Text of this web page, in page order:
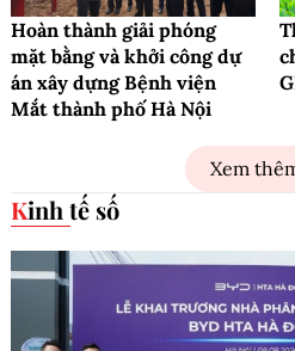
Hoàn thành giải phóng
mặt bằng và khởi công dự
án xây dựng Bệnh viện
Mắt thành phố Hà Nội
Xem
Kinh tế số